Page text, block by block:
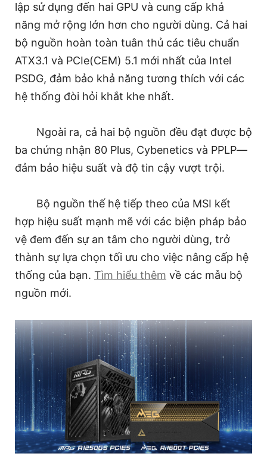
lập sử dụng đến hai GPU và cung cấp khả
năng mở rộng lớn hơn cho người dùng. Cả hai
bộ nguồn hoàn toàn tuân thủ các tiêu chuẩn
ATX3.1 và PCIe(CEM) 5.1 mới nhất của Intel
PSDG, đảm bảo khả năng tương thích với các
hệ thống đòi hỏi khắt khe nhất.
Ngoài ra, cả hai bộ nguồn đều đạt được bộ
ba chứng nhận 80 Plus, Cybenetics và PPLP—
đảm bảo hiệu suất và độ tin cậy vượt trội.
Bộ nguồn thế hệ tiếp theo của MSI kết
hợp hiệu suất mạnh mẽ với các biện pháp bảo
vệ đem đến sự an tâm cho người dùng, trở
thành sự lựa chọn tối ưu cho việc nâng cấp hệ
thống của bạn. Tìm hiểu thêm về các mẫu bộ
nguồn mới.